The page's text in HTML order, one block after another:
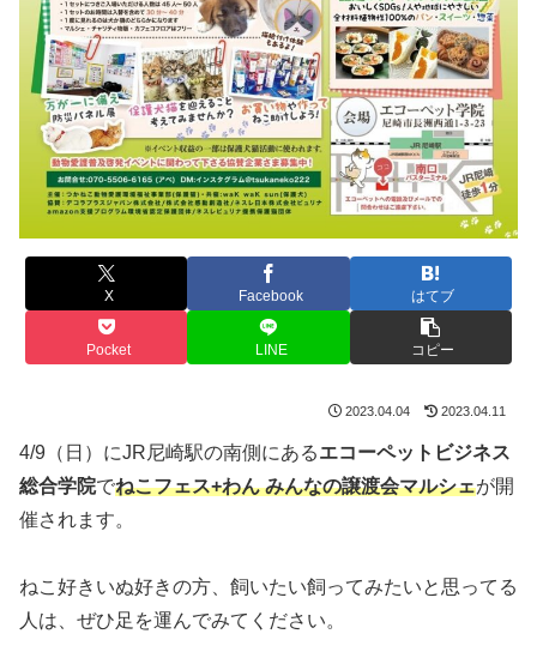
X Facebook はてブ
Pocket LINE コピー
2023.04.04 2023.04.11
4/9（日）にJR尼崎駅の南側にあるエコーペットビジネス
総合学院でねこフェス+わん みんなの譲渡会マルシェが開
催されます。
ねこ好きいぬ好きの方、飼いたい飼ってみたいと思ってる
人は、ぜひ足を運んでみてください。